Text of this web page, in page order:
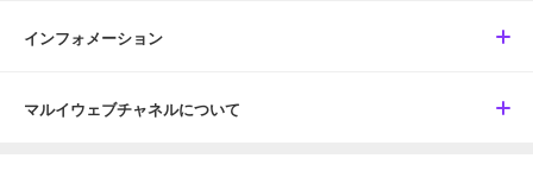
インフォメーション
マルイウェブチャネルについて